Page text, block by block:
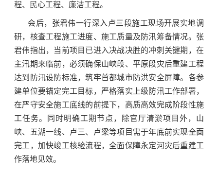
程、民心工程、廉洁工程。
会后，张君伟一行深入卢三段施工现场开展实地调
研，核查工程施工进度、施工质量及防汛筹备情况。张
君伟指出，当前项目已进入决战决胜的冲刺关键期，在
主汛期来临前，必须确保山峡段、平原段灾后重建工程
达到防汛设防标准，筑牢首都城市防洪安全屏障。各参
建单位要锚定完工目标，严格落实上级防汛工作部署，
在严守安全施工底线的前提下，高质高效完成阶段性施
工任务。同时明确工期节点，除官厅清淤项目外，山
峡、五湖一线、卢三、卢梁等项目需于年底前实现全面
完工，加快竣工核验流程，全面保障永定河灾后重建工
作落地见效。